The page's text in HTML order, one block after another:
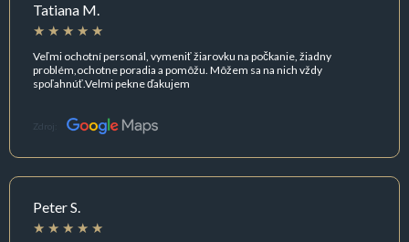
Tatiana M.
Veľmi ochotní personál, vymeniť žiarovku na počkanie, žiadny
problém,ochotne poradia a pomôžu. Môžem sa na nich vždy
spoľahnúť.Velmi pekne ďakujem
Zdroj:
Peter S.